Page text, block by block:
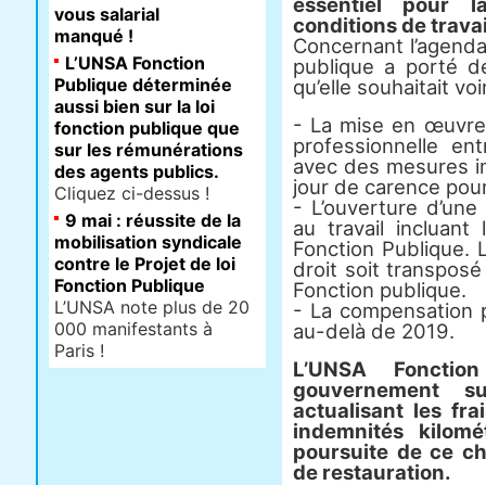
conditions de
Concernant
publique a porté
qu’elle souhaitait
- La mise en
professionnelle
avec des mesures
jour de carence
- L’ouverture
au travail incluant
Fonction Publique.
droit soit
Fonction publique.
- La compensation
au-delà de 2019.
L’UNSA
gouvernement
actualisant les
indemnités
poursuite de ce
de restauration.
vous salarial
manqué !
L’UNSA Fonction
Publique déterminée
aussi bien sur la loi
fonction publique que
sur les rémunérations
des agents publics.
Cliquez ci-dessus !
9 mai : réussite de la
mobilisation syndicale
contre le Projet de loi
Fonction Publique
L’UNSA note plus de 20
000 manifestants à
Paris !